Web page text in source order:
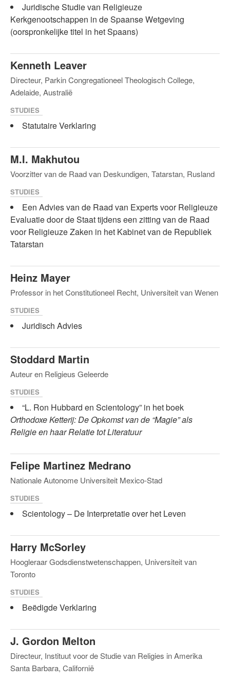
Juridische Studie van Religieuze
Kerkgenootschappen in de Spaanse Wetgeving
(oorspronkelijke titel in het Spaans)
Kenneth Leaver
Directeur, Parkin Congregationeel Theologisch College,
Adelaide, Australië
STUDIES
Statutaire Verklaring
M.I. Makhutou
Voorzitter van de Raad van Deskundigen, Tatarstan, Rusland
STUDIES
Een Advies van de Raad van Experts voor Religieuze
Evaluatie door de Staat tijdens een zitting van de Raad
voor Religieuze Zaken in het Kabinet van de Republiek
Tatarstan
Heinz Mayer
Professor in het Constitutioneel Recht, Universiteit van Wenen
STUDIES
Juridisch Advies
Stoddard Martin
Auteur en Religieus Geleerde
STUDIES
“L. Ron Hubbard en Scientology” in het boek
Orthodoxe Ketterij: De Opkomst van de “Magie” als
Religie en haar Relatie tot Literatuur
Felipe Martinez Medrano
Nationale Autonome Universiteit Mexico-Stad
STUDIES
Scientology – De Interpretatie over het Leven
Harry McSorley
Hoogleraar Godsdienstwetenschappen, Universiteit van
Toronto
STUDIES
Beëdigde Verklaring
J. Gordon Melton
Directeur, Instituut voor de Studie van Religies in Amerika
Santa Barbara, Californië